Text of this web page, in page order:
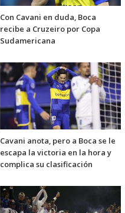
Con Cavani en duda, Boca
recibe a Cruzeiro por Copa
Sudamericana
Cavani anota, pero a Boca se le
escapa la victoria en la hora y
complica su clasificación